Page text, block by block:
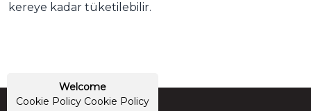
kereye kadar tüketilebilir.
Welcome
Cookie Policy Cookie Policy